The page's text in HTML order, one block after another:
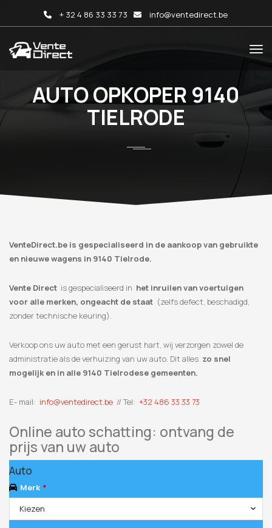
+ 32 4 86 33 33 73 info@ventedirect.be
AUTO OPKOPER 9140
TIELRODE
VenteDirect.be is gespecialiseerd in de aankoop van gebruikte
en nieuwe wagens in 9140 Tielrode.
Vente Direct is gespecialiseerd in het inruilen van voertuigen
voor alle merken, ongeacht de staat (zelfs defect, beschadigd,
zonder technische keuring).
Verkoop ons uw auto met een gerust hart, wij verzorgen zowel de
administratie als de verhuizing van uw auto. Dit alles zo snel
mogelijk en in alle 9140 Tielrodese gemeenten.
E- mail: info@ventedirect.be // Tel: +32 486 33 33 73
Online auto schatting: ontvang de
prijs van uw auto
Auto
Merk *
Kiezen